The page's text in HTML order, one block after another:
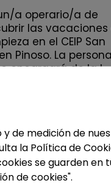
a operario/a de
las vacaciones
en el CEIP San
Pinoso. La persona
encargará de la l...
con
de medición de
la Política de
se guarden en
de cookies".